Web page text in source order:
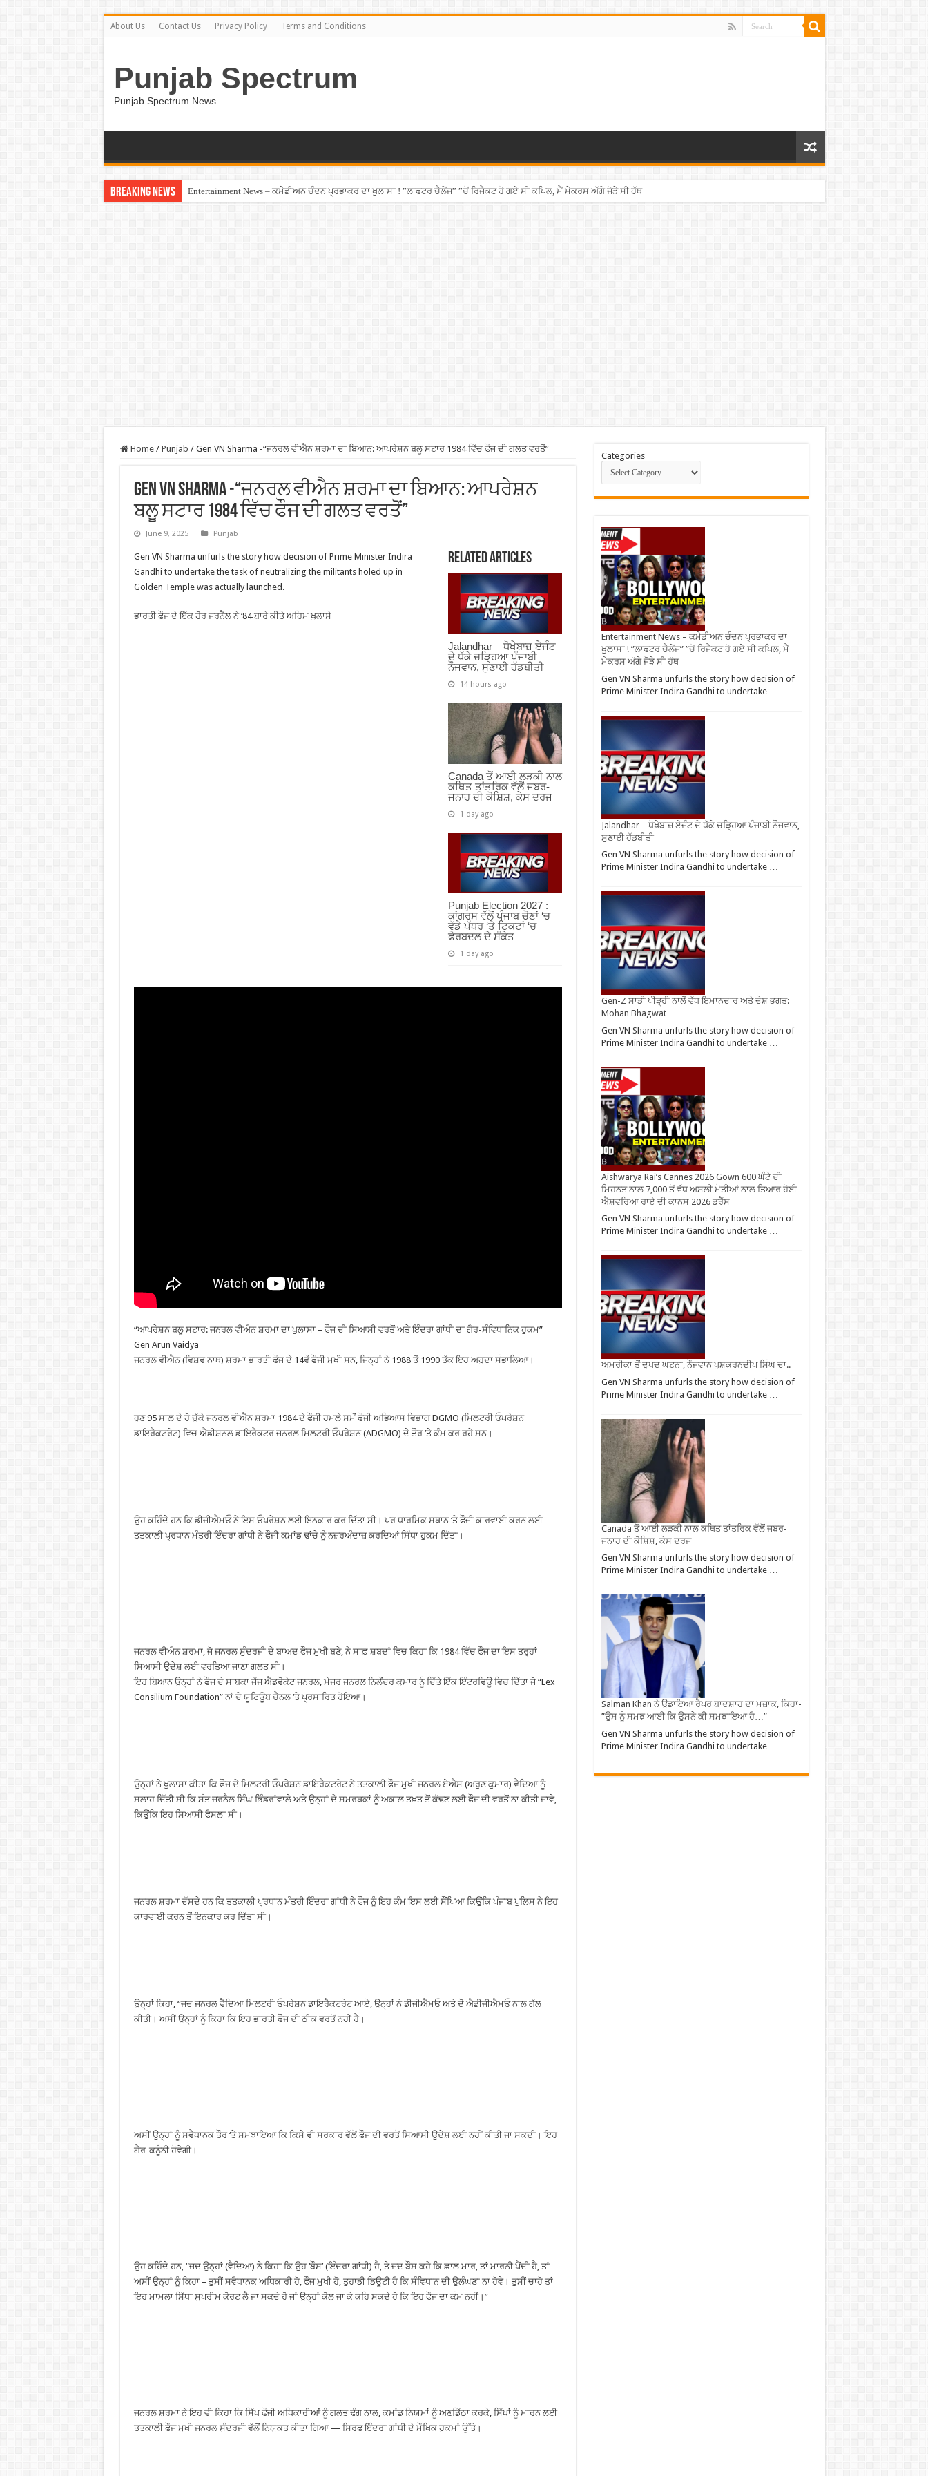
About Us Contact Us Privacy Policy Terms and Conditions
Punjab Spectrum
Punjab Spectrum News
Breaking News Entertainment News – ਕਮੇਡੀਅਨ ਚੰਦਨ ਪ੍ਰਭਾਕਰ ਦਾ ਖੁਲਾਸਾ ! ”ਲਾਫਟਰ ਚੈਲੇਂਜ” ”ਚੋਂ ਰਿਜੈਕਟ ਹੋ ਗਏ ਸੀ ਕਪਿਲ, ਮੈਂ ਮੇਕਰਸ ਅੱਗੇ ਜੋੜੇ ਸੀ ਹੱਥ
Home / Punjab / Gen VN Sharma -“ਜਨਰਲ ਵੀਐਨ ਸ਼ਰਮਾ ਦਾ ਬਿਆਨ: ਆਪਰੇਸ਼ਨ ਬਲੂ ਸਟਾਰ 1984 ਵਿੱਚ ਫੌਜ ਦੀ ਗਲਤ ਵਰਤੋਂ”
Gen VN Sharma -“ਜਨਰਲ ਵੀਐਨ ਸ਼ਰਮਾ ਦਾ ਬਿਆਨ: ਆਪਰੇਸ਼ਨ
ਬਲੂ ਸਟਾਰ 1984 ਵਿੱਚ ਫੌਜ ਦੀ ਗਲਤ ਵਰਤੋਂ”
June 9, 2025 Punjab
Related Articles
Jalandhar – ਧੋਖੇਬਾਜ਼ ਏਜੰਟ
ਦੇ ਧੱਕੇ ਚੜ੍ਹਿਆ ਪੰਜਾਬੀ
ਨੌਜਵਾਨ, ਸੁਣਾਈ ਹੱਡਬੀਤੀ
14 hours ago
Canada ਤੋਂ ਆਈ ਲੜਕੀ ਨਾਲ
ਕਥਿਤ ਤਾਂਤਰਿਕ ਵੱਲੋਂ ਜਬਰ-
ਜਨਾਹ ਦੀ ਕੋਸ਼ਿਸ਼, ਕੇਸ ਦਰਜ
1 day ago
Punjab Election 2027 :
ਕਾਂਗਰਸ ਵੱਲੋਂ ਪੰਜਾਬ ਚੋਣਾਂ ‘ਚ
ਵੱਡੇ ਪੱਧਰ ‘ਤੇ ਟਿਕਟਾਂ ‘ਚ
ਫੇਰਬਦਲ ਦੇ ਸੰਕੇਤ
1 day ago
Gen VN Sharma unfurls the story how decision of Prime Minister Indira
Gandhi to undertake the task of neutralizing the militants holed up in
Golden Temple was actually launched.
ਭਾਰਤੀ ਫੌਜ ਦੇ ਇੱਕ ਹੋਰ ਜਰਨੈਲ ਨੇ ‘84 ਬਾਰੇ ਕੀਤੇ ਅਹਿਮ ਖੁਲਾਸੇ
“ਆਪਰੇਸ਼ਨ ਬਲੂ ਸਟਾਰ: ਜਨਰਲ ਵੀਐਨ ਸ਼ਰਮਾ ਦਾ ਖੁਲਾਸਾ – ਫੌਜ ਦੀ ਸਿਆਸੀ ਵਰਤੋਂ ਅਤੇ ਇੰਦਰਾ ਗਾਂਧੀ ਦਾ ਗੈਰ-ਸੰਵਿਧਾਨਿਕ ਹੁਕਮ”
Gen Arun Vaidya
ਜਨਰਲ ਵੀਐਨ (ਵਿਸ਼ਵ ਨਾਥ) ਸ਼ਰਮਾ ਭਾਰਤੀ ਫੌਜ ਦੇ 14ਵੇਂ ਫੌਜੀ ਮੁਖੀ ਸਨ, ਜਿਨ੍ਹਾਂ ਨੇ 1988 ਤੋਂ 1990 ਤੱਕ ਇਹ ਅਹੁਦਾ ਸੰਭਾਲਿਆ।
ਹੁਣ 95 ਸਾਲ ਦੇ ਹੋ ਚੁੱਕੇ ਜਨਰਲ ਵੀਐਨ ਸ਼ਰਮਾ 1984 ਦੇ ਫੌਜੀ ਹਮਲੇ ਸਮੇਂ ਫੌਜੀ ਅਭਿਆਸ ਵਿਭਾਗ DGMO (ਮਿਲਟਰੀ ਓਪਰੇਸ਼ਨ
ਡਾਇਰੈਕਟਰੇਟ) ਵਿਚ ਐਡੀਸ਼ਨਲ ਡਾਇਰੈਕਟਰ ਜਨਰਲ ਮਿਲਟਰੀ ਓਪਰੇਸ਼ਨ (ADGMO) ਦੇ ਤੌਰ ‘ਤੇ ਕੰਮ ਕਰ ਰਹੇ ਸਨ।
ਉਹ ਕਹਿੰਦੇ ਹਨ ਕਿ ਡੀਜੀਐਮਓ ਨੇ ਇਸ ਓਪਰੇਸ਼ਨ ਲਈ ਇਨਕਾਰ ਕਰ ਦਿੱਤਾ ਸੀ। ਪਰ ਧਾਰਮਿਕ ਸਥਾਨ ‘ਤੇ ਫੌਜੀ ਕਾਰਵਾਈ ਕਰਨ ਲਈ
ਤਤਕਾਲੀ ਪ੍ਰਧਾਨ ਮੰਤਰੀ ਇੰਦਰਾ ਗਾਂਧੀ ਨੇ ਫੌਜੀ ਕਮਾਂਡ ਢਾਂਚੇ ਨੂੰ ਨਜ਼ਰਅੰਦਾਜ਼ ਕਰਦਿਆਂ ਸਿੱਧਾ ਹੁਕਮ ਦਿੱਤਾ।
ਜਨਰਲ ਵੀਐਨ ਸ਼ਰਮਾ, ਜੋ ਜਨਰਲ ਸੁੰਦਰਜੀ ਦੇ ਬਾਅਦ ਫੌਜ ਮੁਖੀ ਬਣੇ, ਨੇ ਸਾਫ਼ ਸ਼ਬਦਾਂ ਵਿਚ ਕਿਹਾ ਕਿ 1984 ਵਿੱਚ ਫੌਜ ਦਾ ਇਸ ਤਰ੍ਹਾਂ
ਸਿਆਸੀ ਉਦੇਸ਼ ਲਈ ਵਰਤਿਆ ਜਾਣਾ ਗਲਤ ਸੀ।
ਇਹ ਬਿਆਨ ਉਨ੍ਹਾਂ ਨੇ ਫੌਜ ਦੇ ਸਾਬਕਾ ਜੱਜ ਐਡਵੋਕੇਟ ਜਨਰਲ, ਮੇਜਰ ਜਨਰਲ ਨਿਲੇਂਦਰ ਕੁਮਾਰ ਨੂੰ ਦਿੱਤੇ ਇੱਕ ਇੰਟਰਵਿਊ ਵਿਚ ਦਿੱਤਾ ਜੋ “Lex
Consilium Foundation” ਨਾਂ ਦੇ ਯੂਟਿਊਬ ਚੈਨਲ ‘ਤੇ ਪ੍ਰਸਾਰਿਤ ਹੋਇਆ।
ਉਨ੍ਹਾਂ ਨੇ ਖੁਲਾਸਾ ਕੀਤਾ ਕਿ ਫੌਜ ਦੇ ਮਿਲਟਰੀ ਓਪਰੇਸ਼ਨ ਡਾਇਰੈਕਟਰੇਟ ਨੇ ਤਤਕਾਲੀ ਫੌਜ ਮੁਖੀ ਜਨਰਲ ਏਐਸ (ਅਰੁਣ ਕੁਮਾਰ) ਵੈਦਿਆ ਨੂੰ
ਸਲਾਹ ਦਿੱਤੀ ਸੀ ਕਿ ਸੰਤ ਜਰਨੈਲ ਸਿੰਘ ਭਿੰਡਰਾਂਵਾਲੇ ਅਤੇ ਉਨ੍ਹਾਂ ਦੇ ਸਮਰਥਕਾਂ ਨੂੰ ਅਕਾਲ ਤਖ਼ਤ ਤੋਂ ਕੱਢਣ ਲਈ ਫੌਜ ਦੀ ਵਰਤੋਂ ਨਾ ਕੀਤੀ ਜਾਵੇ,
ਕਿਉਂਕਿ ਇਹ ਸਿਆਸੀ ਫੈਸਲਾ ਸੀ।
ਜਨਰਲ ਸ਼ਰਮਾ ਦੱਸਦੇ ਹਨ ਕਿ ਤਤਕਾਲੀ ਪ੍ਰਧਾਨ ਮੰਤਰੀ ਇੰਦਰਾ ਗਾਂਧੀ ਨੇ ਫੌਜ ਨੂੰ ਇਹ ਕੰਮ ਇਸ ਲਈ ਸੌਂਪਿਆ ਕਿਉਂਕਿ ਪੰਜਾਬ ਪੁਲਿਸ ਨੇ ਇਹ
ਕਾਰਵਾਈ ਕਰਨ ਤੋਂ ਇਨਕਾਰ ਕਰ ਦਿੱਤਾ ਸੀ।
ਉਨ੍ਹਾਂ ਕਿਹਾ, “ਜਦ ਜਨਰਲ ਵੈਦਿਆ ਮਿਲਟਰੀ ਓਪਰੇਸ਼ਨ ਡਾਇਰੈਕਟਰੇਟ ਆਏ, ਉਨ੍ਹਾਂ ਨੇ ਡੀਜੀਐਮਓ ਅਤੇ ਦੋ ਐਡੀਜੀਐਮਓ ਨਾਲ ਗੱਲ
ਕੀਤੀ। ਅਸੀਂ ਉਨ੍ਹਾਂ ਨੂੰ ਕਿਹਾ ਕਿ ਇਹ ਭਾਰਤੀ ਫੌਜ ਦੀ ਠੀਕ ਵਰਤੋਂ ਨਹੀਂ ਹੈ।
ਅਸੀਂ ਉਨ੍ਹਾਂ ਨੂੰ ਸਵੈਧਾਨਕ ਤੌਰ ‘ਤੇ ਸਮਝਾਇਆ ਕਿ ਕਿਸੇ ਵੀ ਸਰਕਾਰ ਵੱਲੋਂ ਫੌਜ ਦੀ ਵਰਤੋਂ ਸਿਆਸੀ ਉਦੇਸ਼ ਲਈ ਨਹੀਂ ਕੀਤੀ ਜਾ ਸਕਦੀ। ਇਹ
ਗੈਰ-ਕਨੂੰਨੀ ਹੋਵੇਗੀ।
ਉਹ ਕਹਿੰਦੇ ਹਨ, “ਜਦ ਉਨ੍ਹਾਂ (ਵੈਦਿਆ) ਨੇ ਕਿਹਾ ਕਿ ਉਹ ‘ਬੌਸ’ (ਇੰਦਰਾ ਗਾਂਧੀ) ਹੈ, ਤੇ ਜਦ ਬੌਸ ਕਹੇ ਕਿ ਛਾਲ ਮਾਰ, ਤਾਂ ਮਾਰਨੀ ਪੈਂਦੀ ਹੈ, ਤਾਂ
ਅਸੀਂ ਉਨ੍ਹਾਂ ਨੂੰ ਕਿਹਾ – ਤੁਸੀਂ ਸਵੈਧਾਨਕ ਅਧਿਕਾਰੀ ਹੋ, ਫੌਜ ਮੁਖੀ ਹੋ, ਤੁਹਾਡੀ ਡਿਊਟੀ ਹੈ ਕਿ ਸੰਵਿਧਾਨ ਦੀ ਉਲੰਘਣਾ ਨਾ ਹੋਵੇ। ਤੁਸੀਂ ਚਾਹੋ ਤਾਂ
ਇਹ ਮਾਮਲਾ ਸਿੱਧਾ ਸੁਪਰੀਮ ਕੋਰਟ ਲੈ ਜਾ ਸਕਦੇ ਹੋ ਜਾਂ ਉਨ੍ਹਾਂ ਕੋਲ ਜਾ ਕੇ ਕਹਿ ਸਕਦੇ ਹੋ ਕਿ ਇਹ ਫੌਜ ਦਾ ਕੰਮ ਨਹੀਂ।”
ਜਨਰਲ ਸ਼ਰਮਾ ਨੇ ਇਹ ਵੀ ਕਿਹਾ ਕਿ ਸਿੱਖ ਫੌਜੀ ਅਧਿਕਾਰੀਆਂ ਨੂੰ ਗਲਤ ਢੰਗ ਨਾਲ, ਕਮਾਂਡ ਨਿਯਮਾਂ ਨੂੰ ਅਣਡਿੱਠਾ ਕਰਕੇ, ਸਿੱਖਾਂ ਨੂੰ ਮਾਰਨ ਲਈ
ਤਤਕਾਲੀ ਫੌਜ ਮੁਖੀ ਜਨਰਲ ਸੁੰਦਰਜੀ ਵੱਲੋਂ ਨਿਯੁਕਤ ਕੀਤਾ ਗਿਆ — ਸਿਰਫ ਇੰਦਰਾ ਗਾਂਧੀ ਦੇ ਮੌਖਿਕ ਹੁਕਮਾਂ ਉੱਤੇ।
Categories
Entertainment News – ਕਮੇਡੀਅਨ ਚੰਦਨ ਪ੍ਰਭਾਕਰ ਦਾ
ਖੁਲਾਸਾ ! ”ਲਾਫਟਰ ਚੈਲੇਂਜ” ”ਚੋਂ ਰਿਜੈਕਟ ਹੋ ਗਏ ਸੀ ਕਪਿਲ, ਮੈਂ
ਮੇਕਰਸ ਅੱਗੇ ਜੋੜੇ ਸੀ ਹੱਥ
Gen VN Sharma unfurls the story how decision of
Prime Minister Indira Gandhi to undertake …
Jalandhar – ਧੋਖੇਬਾਜ਼ ਏਜੰਟ ਦੇ ਧੱਕੇ ਚੜ੍ਹਿਆ ਪੰਜਾਬੀ ਨੌਜਵਾਨ,
ਸੁਣਾਈ ਹੱਡਬੀਤੀ
Gen VN Sharma unfurls the story how decision of
Prime Minister Indira Gandhi to undertake …
Gen-Z ਸਾਡੀ ਪੀੜ੍ਹੀ ਨਾਲੋਂ ਵੱਧ ਇਮਾਨਦਾਰ ਅਤੇ ਦੇਸ਼ ਭਗਤ:
Mohan Bhagwat
Gen VN Sharma unfurls the story how decision of
Prime Minister Indira Gandhi to undertake …
Aishwarya Rai’s Cannes 2026 Gown 600 ਘੰਟੇ ਦੀ
ਮਿਹਨਤ ਨਾਲ 7,000 ਤੋਂ ਵੱਧ ਅਸਲੀ ਮੋਤੀਆਂ ਨਾਲ ਤਿਆਰ ਹੋਈ
ਐਸ਼ਵਰਿਆ ਰਾਏ ਦੀ ਕਾਨਸ 2026 ਡਰੈੱਸ
Gen VN Sharma unfurls the story how decision of
Prime Minister Indira Gandhi to undertake …
ਅਮਰੀਕਾ ਤੋਂ ਦੁਖਦ ਘਟਨਾ, ਨੌਜਵਾਨ ਖੁਸ਼ਕਰਨਦੀਪ ਸਿੰਘ ਦਾ..
Gen VN Sharma unfurls the story how decision of
Prime Minister Indira Gandhi to undertake …
Canada ਤੋਂ ਆਈ ਲੜਕੀ ਨਾਲ ਕਥਿਤ ਤਾਂਤਰਿਕ ਵੱਲੋਂ ਜਬਰ-
ਜਨਾਹ ਦੀ ਕੋਸ਼ਿਸ਼, ਕੇਸ ਦਰਜ
Gen VN Sharma unfurls the story how decision of
Prime Minister Indira Gandhi to undertake …
Salman Khan ਨੇ ਉਡਾਇਆ ਰੈਪਰ ਬਾਦਸ਼ਾਹ ਦਾ ਮਜ਼ਾਕ, ਕਿਹਾ-
”ਉਸ ਨੂੰ ਸਮਝ ਆਈ ਕਿ ਉਸਨੇ ਕੀ ਸਮਝਾਇਆ ਹੈ…”
Gen VN Sharma unfurls the story how decision of
Prime Minister Indira Gandhi to undertake …